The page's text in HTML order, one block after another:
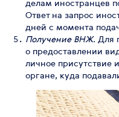
делам иностранцев
Ответ на запрос
дней с момента
Получение ВНЖ. Для
о предоставлении
личное присутствие
органе, куда